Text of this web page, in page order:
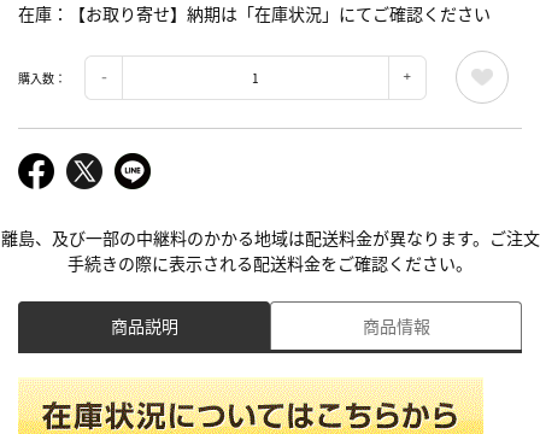
在庫 【お取り寄せ】納期は「在庫状況」にてご確認ください
購入数：
離島、及び一部の中継料のかかる地域は配送料金が異なります。ご注文
手続きの際に表示される配送料金をご確認ください。
商品説明 商品情報